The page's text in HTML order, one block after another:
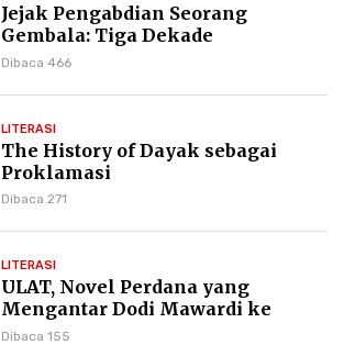
Jejak Pengabdian Seorang
Gembala: Tiga Dekade
Kepemimpinan Pdt. Dr. Yulius
Dibaca 466
LITERASI
The History of Dayak sebagai
Proklamasi
Dibaca 271
LITERASI
ULAT, Novel Perdana yang
Mengantar Dodi Mawardi ke
Puncak Karier Kepenulisan
Dibaca 155